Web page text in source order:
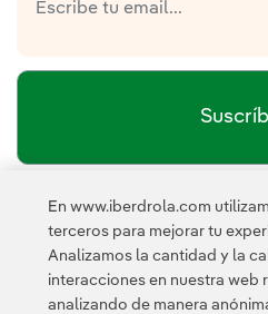
He leído y acepto la
Newsletter
Enlace externo,
Esta página está protegida
Política de privacidad
En www.iberdrola.com
terceros para mejorar tu
Analizamos la cantidad y la
interacciones en nuestra web
analizando de manera